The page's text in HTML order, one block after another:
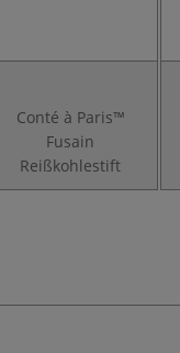
Conté à Paris™
Fusain
Reißkohlestift